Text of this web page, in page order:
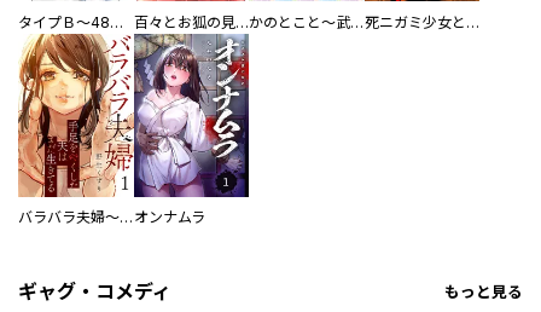
タイプＢ～48時間後、致死率100％～【単話】 百々とお狐の見習い巫女生活【単行本版】 かのとこと～武蔵花町怪話譚～ 【連載版】 死ニガミ少女とスマホ神
バラバラ夫婦～手足をなくした夫はまだ生きてる オンナムラ
ギャグ・コメディ もっと見る